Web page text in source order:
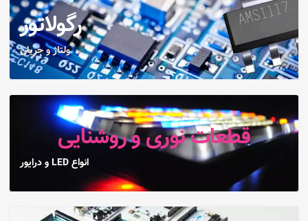
رگولاتور
ولتاژ و جریان
قطعات نوری و روشنایی
انواع LED و درایور